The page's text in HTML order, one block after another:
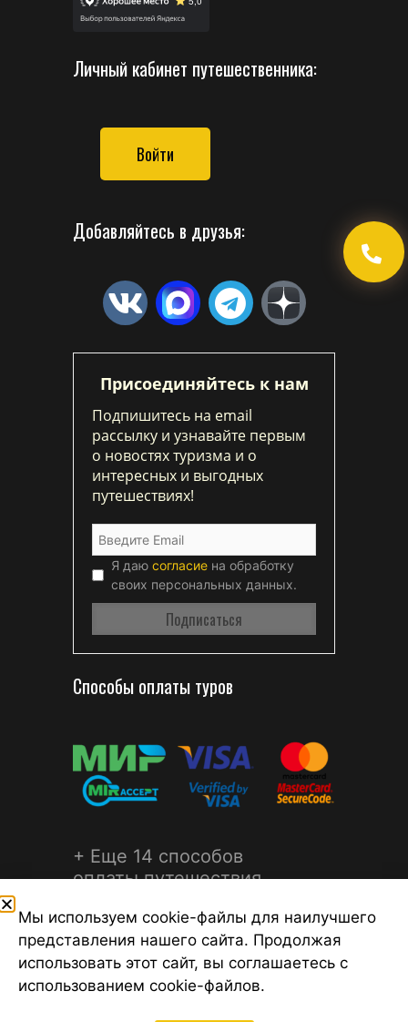
Личный кабинет путешественника:
Войти
Добавляйтесь в друзья:
Присоединяйтесь к нам
Подпишитесь на email
рассылку и узнавайте первым
о новостях туризма и о
интересных и выгодных
путешествиях!
Я даю согласие на обработку
своих персональных данных.
Способы оплаты туров
+ Еще 14 способов
оплаты путешествия
©2026 Турагентство Турсфера - Поиск туров от надежных
Мы используем cookie-файлы для наилучшего
представления нашего сайта. Продолжая
использовать этот сайт, вы соглашаетесь с
использованием cookie-файлов.